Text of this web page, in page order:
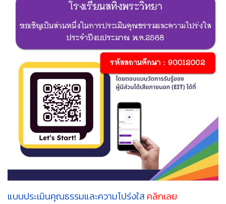
แบบประเมินคุณธรรมและความโปร่งใส คลิกเลย